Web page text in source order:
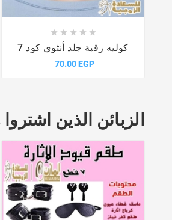

    
كوليه رقبة جلد أنثوي كود 7
70.00 EGP
الزبائن الذين